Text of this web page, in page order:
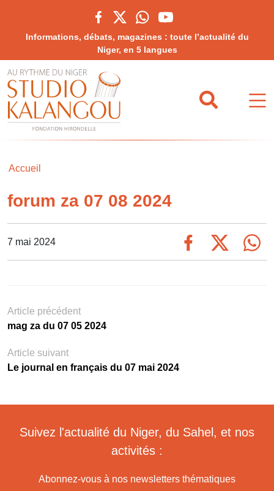
Informations, débats, magazines : toute l’actualité du
Niger, en 5 langues
Accueil
forum za 07 08 2024
7 mai 2024
Article précédent
mag za du 07 05 2024
Article suivant
Le journal en français du 07 mai 2024
Suivez l'actualité du Niger, du Sahel, et nos
activités :
Abonnez-vous à nos newsletters thématiques